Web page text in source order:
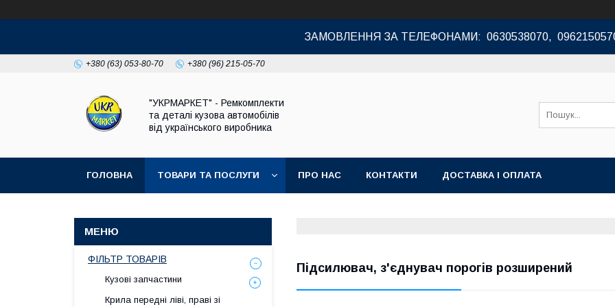
ЗАМОВЛЕННЯ ЗА ТЕЛЕФОНАМИ: 0630538070,
+380 (63) 053-80-70 +380 (96) 215-05-70
"УКРМАРКЕТ" - Ремкомплекти
та деталі кузова автомобілів
від українського виробника
ГОЛОВНА ТОВАРИ ТА ПОСЛУГИ ПРО НАС КОНТАКТИ ДОСТАВКА І ОПЛАТА
Підсилювач, з'єднувач порогів розширений
ФІЛЬТР ТОВАРІВ
Кузові запчастини
Крила передні ліві, праві зі